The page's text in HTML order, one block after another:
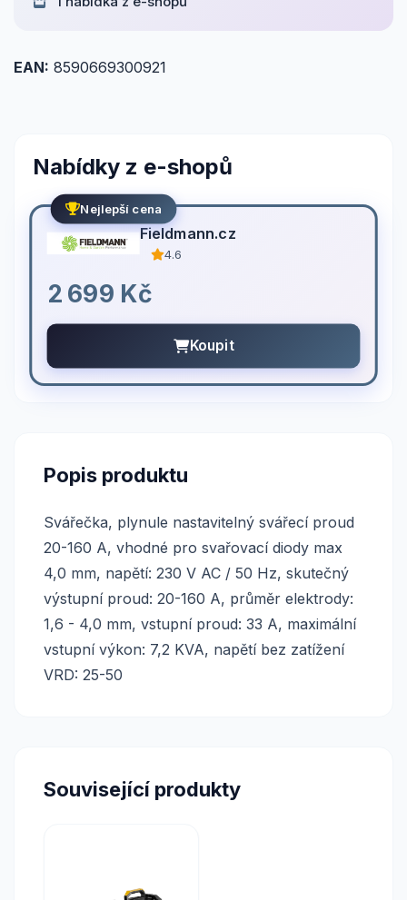
EAN: 8590669300921
Nabídky z e-shopů
Nejlepší cena
Fieldmann.cz
4.6
2 699 Kč
Koupit
Popis produktu
Svářečka, plynule nastavitelný svářecí proud
20-160 A, vhodné pro svařovací diody max
4,0 mm, napětí: 230 V AC / 50 Hz, skutečný
výstupní proud: 20-160 A, průměr elektrody:
1,6 - 4,0 mm, vstupní proud: 33 A, maximální
vstupní výkon: 7,2 KVA, napětí bez zatížení
VRD: 25-50
Související produkty